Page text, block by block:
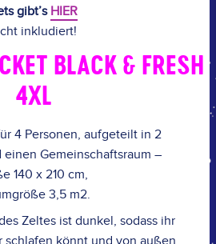
gibt’s HIER
inkludiert!
BLACK & FRESH
4XL
4 Personen, aufgeteilt in 2
Gemeinschaftsraum –
140 x 210 cm,
3,5 m2.
Zeltes ist dunkel, sodass ihr
schlafen könnt und von außen